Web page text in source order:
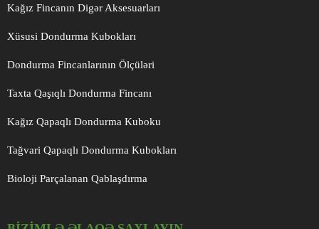
Kağız Fincanın Digər Aksesuarları
Xüsusi Dondurma Kubokları
Dondurma Fincanlarının Ölçüləri
Taxta Qaşıqlı Dondurma Fincanı
Kağız Qapaqlı Dondurma Kuboku
Tağvari Qapaqlı Dondurma Kubokları
Bioloji Parçalanan Qablaşdırma